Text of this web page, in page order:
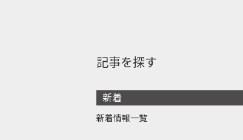
記事を探す
新着
新着情報一覧